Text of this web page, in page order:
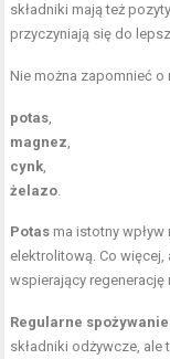
składniki mają też
przyczyniają się do
Nie można zapomnieć o
potas,
magnez,
cynk,
żelazo.
Potas ma istotny
elektrolitową. Co
wspierający regenerację
Regularne
składniki odżywcze,